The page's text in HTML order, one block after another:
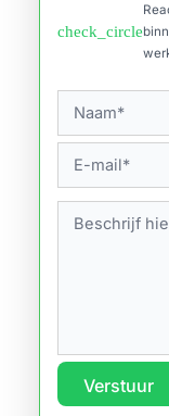
check_circle
Verstuur